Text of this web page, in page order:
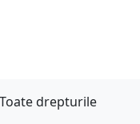
drepturile